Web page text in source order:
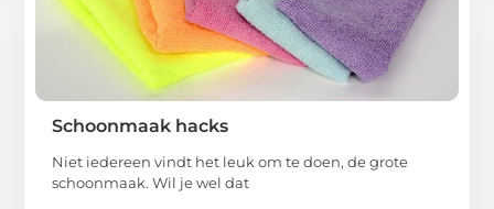
Schoonmaak hacks
Niet iedereen vindt het leuk om te doen, de grote
schoonmaak. Wil je wel dat